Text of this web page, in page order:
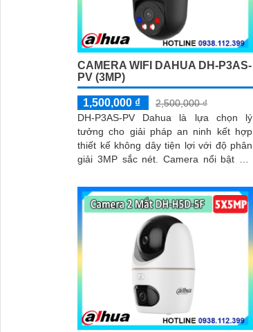
CAMERA WIFI DAHUA DH-P3AS-
PV (3MP)
1,500,000 ₫
2,500,000 ₫
DH-P3AS-PV Dahua là lựa chọn lý
tưởng cho giải pháp an ninh kết hợp
thiết kế không dây tiện lợi với độ phân
giải 3MP sắc nét. Camera nổi bật với
chính xác người và phương tiện, cảnh
báo tức thì bằng đèn nháy và còi hú